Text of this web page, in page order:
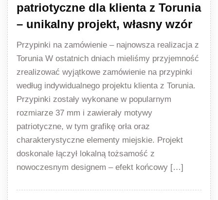
patriotyczne dla klienta z Torunia
– unikalny projekt, własny wzór
Przypinki na zamówienie – najnowsza realizacja z
Torunia W ostatnich dniach mieliśmy przyjemność
zrealizować wyjątkowe zamówienie na przypinki
według indywidualnego projektu klienta z Torunia.
Przypinki zostały wykonane w popularnym
rozmiarze 37 mm i zawierały motywy
patriotyczne, w tym grafikę orła oraz
charakterystyczne elementy miejskie. Projekt
doskonale łączył lokalną tożsamość z
nowoczesnym designem – efekt końcowy […]